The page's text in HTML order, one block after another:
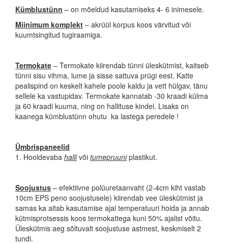
Kümblustünn – on mõeldud kasutamiseks 4- 6 inimesele.
Miinimum komplekt – akrüül korpus koos värvitud või
kuumtsingitud tugiraamiga.
Termokate – Termokate kiirendab tünni üleskütmist, kaitseb
tünni sisu vihma, lume ja sisse sattuva prügi eest. Katte
pealispind on keskelt kahele poole kaldu ja vett hülgav, tänu
sellele ka vastupidav. Termokate kannatab -30 kraadi külma
ja 60 kraadi kuuma, ning on hallituse kindel. Lisaks on
kaanega kümblustünn ohutu ka lastega peredele !
Ümbrispaneelid
1. Hooldevaba hallivõi tumepruuniplastikut.
Soojustus – efektiivne polüuretaanvaht (2-4cm kiht vastab
10cm EPS peno soojustusele) kiirendab vee üleskütmist ja
samas ka aitab kasutamise ajal temperatuuri hoida ja annab
kütmisprotsessis koos termokattega kuni 50% ajalist võitu.
Üleskütmis aeg sõltuvalt soojustuse astmest, keskmiselt 2
tundi.